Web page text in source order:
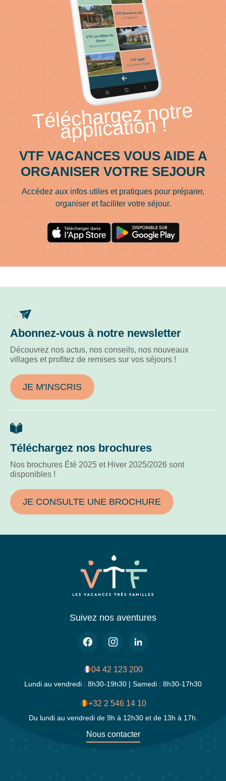
Téléchargez notre
application !
VTF VACANCES VOUS AIDE A
ORGANISER VOTRE SEJOUR
Accédez aux infos utiles et pratiques pour préparer,
organiser et faciliter votre séjour.
Abonnez-vous à notre newsletter
Découvrez nos actus, nos conseils, nos nouveaux
villages et profitez de remises sur vos séjours !
JE M'INSCRIS
Téléchargez nos brochures
Nos brochures Été 2025 et Hiver 2025/2026 sont
disponibles !
JE CONSULTE UNE BROCHURE
Suivez nos aventures
04 42 123 200
Lundi au vendredi : 8h30-19h30 | Samedi : 8h30-17h30
+32 2 546 14 10
Du lundi au vendredi de 9h à 12h30 et de 13h à 17h.
Nous contacter